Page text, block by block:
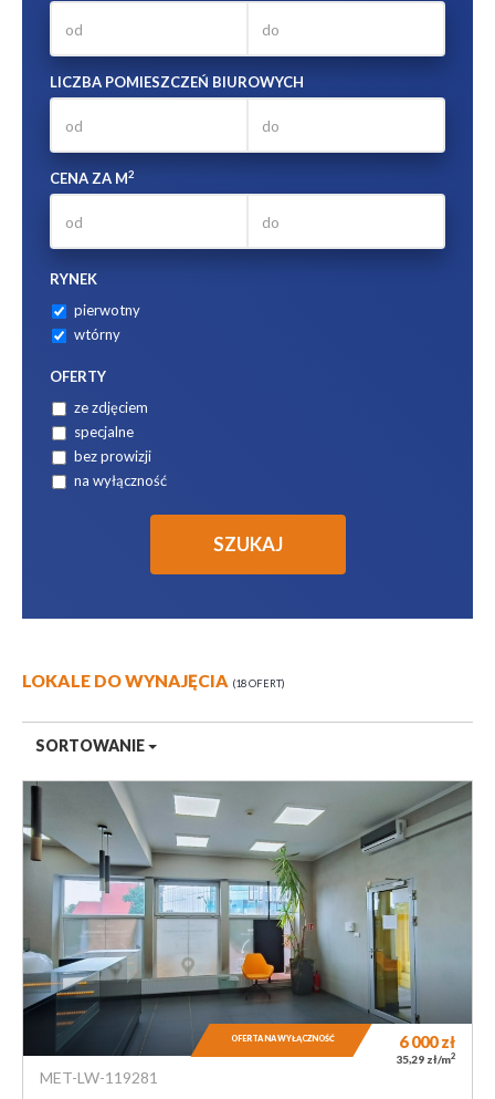
LICZBA POMIESZCZEŃ BIUROWYCH
CENA ZA M2
RYNEK
pierwotny
wtórny
OFERTY
ze zdjęciem
specjalne
bez prowizji
na wyłączność
LOKALE DO WYNAJĘCIA 18 OFERT
SORTOWANIE
MET-LW-119281
6 000zł
35,29 zł/m2
OFERTA NA WYŁĄCZNOŚĆ